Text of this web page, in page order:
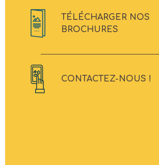
TÉLÉCHARGER NOS
BROCHURES
CONTACTEZ-NOUS !